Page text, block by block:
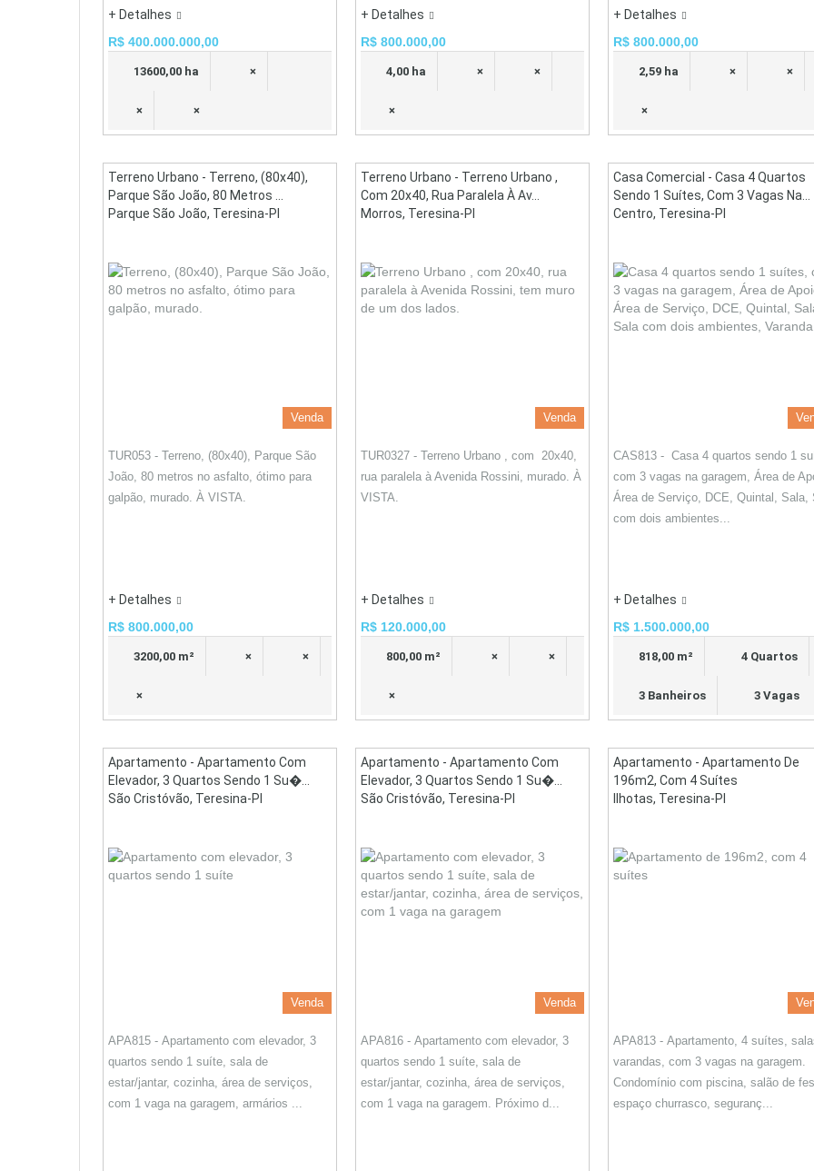
+ Detalhes
R$ 400.000.000,00
13600,00 ha ×
× ×
+ Detalhes
R$ 800.000,00
4,00 ha × ×
×
+ Detalhes
R$ 800.000,00
2,59 ha × ×
×
Terreno Urbano - Terreno, (80x40),
Parque São João, 80 Metros ...
Parque São João, Teresina-PI
Venda
TUR053 - Terreno, (80x40), Parque São
João, 80 metros no asfalto, ótimo para
galpão, murado. À VISTA.
+ Detalhes
R$ 800.000,00
3200,00 m² × ×
×
Terreno Urbano - Terreno Urbano ,
Com 20x40, Rua Paralela À Av...
Morros, Teresina-PI
Venda
TUR0327 - Terreno Urbano , com 20x40,
rua paralela à Avenida Rossini, murado. À
VISTA.
+ Detalhes
R$ 120.000,00
800,00 m² × ×
×
Casa Comercial - Casa 4 Quartos
Sendo 1 Suítes, Com 3 Vagas Na...
Centro, Teresina-PI
CAS813 - Casa 4 quartos sendo 1
com 3 vagas na garagem, Área de
Área de Serviço, DCE, Quintal, Sala,
com dois ambientes...
+ Detalhes
R$ 1.500.000,00
818,00 m² 4 Quartos
3 Banheiros 3 Vagas
Apartamento - Apartamento Com
Elevador, 3 Quartos Sendo 1 Su�...
São Cristóvão, Teresina-PI
Venda
APA815 - Apartamento com elevador, 3
quartos sendo 1 suíte, sala de
estar/jantar, cozinha, área de serviços,
com 1 vaga na garagem, armários ...
Apartamento - Apartamento Com
Elevador, 3 Quartos Sendo 1 Su�...
São Cristóvão, Teresina-PI
Venda
APA816 - Apartamento com elevador, 3
quartos sendo 1 suíte, sala de
estar/jantar, cozinha, área de serviços,
com 1 vaga na garagem. Próximo d...
Apartamento - Apartamento De
196m2, Com 4 Suítes
Ilhotas, Teresina-PI
APA813 - Apartamento, 4 suítes,
varandas, com 3 vagas na garagem.
Condomínio com piscina, salão de
espaço churrasco, seguranç...